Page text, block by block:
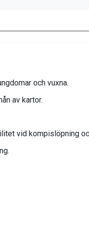
och vuxna.
av kartor.
vid kompislöpning